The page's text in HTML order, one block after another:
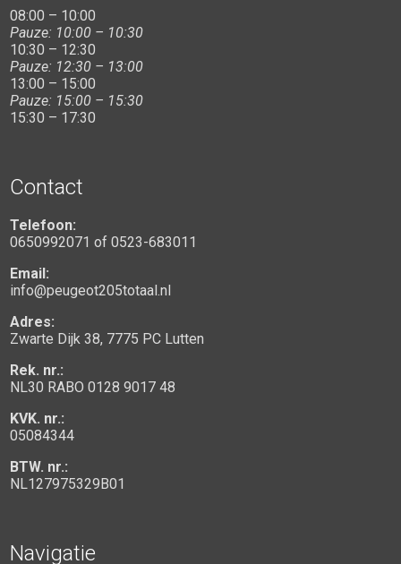
08:00 – 10:00
Pauze: 10:00 – 10:30
10:30 – 12:30
Pauze: 12:30 – 13:00
13:00 – 15:00
Pauze: 15:00 – 15:30
15:30 – 17:30
Contact
Telefoon:
0650992071 of0523-683011
Email:
info@peugeot205totaal.nl
Adres:
Zwarte Dijk 38, 7775 PC Lutten
Rek. nr.:
NL30 RABO 0128 9017 48
KVK. nr.:
05084344
BTW. nr.:
NL127975329B01
Navigatie